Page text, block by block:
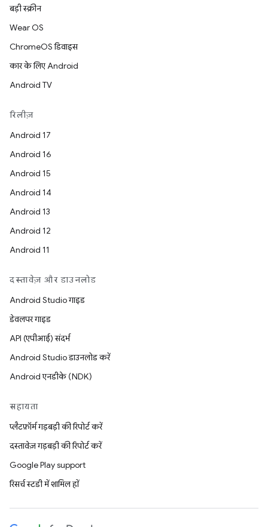
बड़ी स्क्रीन
Wear OS
ChromeOS डिवाइस
कार के लिए Android
Android TV
रिलीज़
Android 17
Android 16
Android 15
Android 14
Android 13
Android 12
Android 11
दस्तावेज़ और डाउनलोड
Android Studio गाइड
डेवलपर गाइड
API (एपीआई) संदर्भ
Android Studio डाउनलोड करें
Android एनडीके (NDK)
सहायता
प्लैटफ़ॉर्म गड़बड़ी की रिपोर्ट करें
दस्तावेज़ गड़बड़ी की रिपोर्ट करें
Google Play support
रिसर्च स्टडी में शामिल हों